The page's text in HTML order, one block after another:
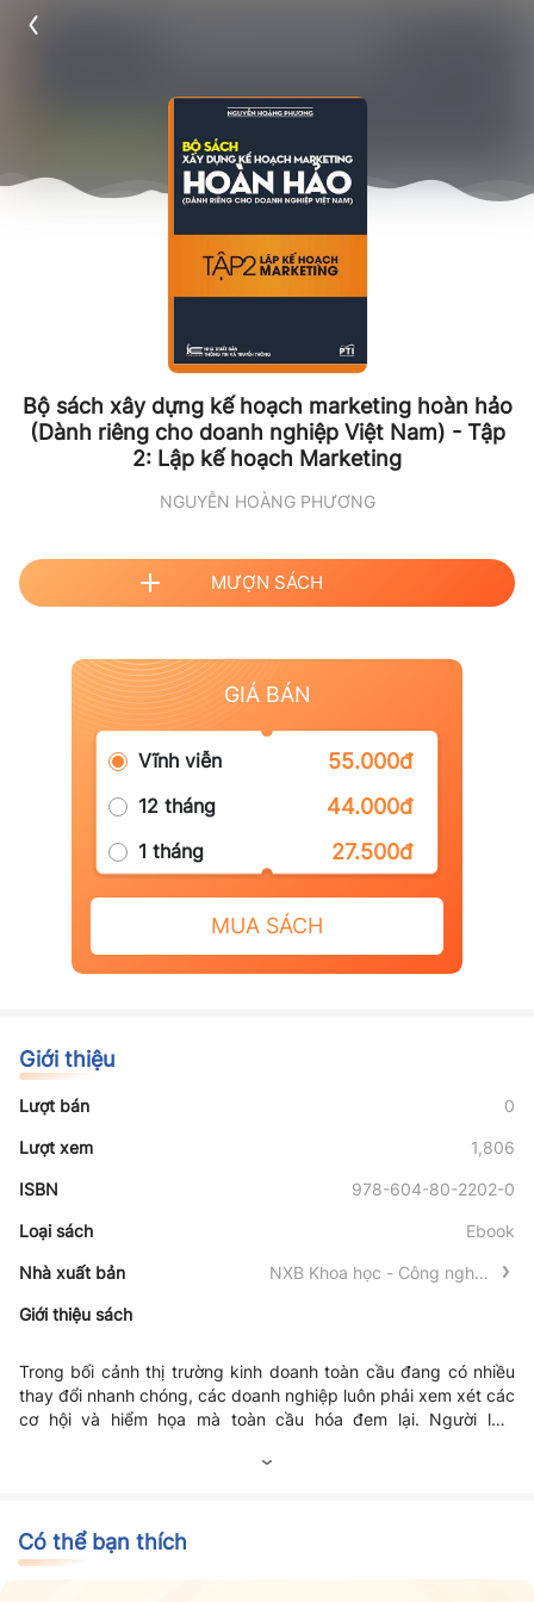
Bộ sách xây dựng kế hoạch marketing hoàn hảo
(Dành riêng cho doanh nghiệp Việt Nam) - Tập
2: Lập kế hoạch Marketing
NGUYỄN HOÀNG PHƯƠNG
MƯỢN SÁCH
GIÁ BÁN
Vĩnh viễn 55.000đ
12 tháng 44.000đ
1 tháng 27.500đ
MUA SÁCH
Giới thiệu
Lượt bán 0
Lượt xem 1,806
ISBN 978-604-80-2202-0
Loại sách Ebook
Nhà xuất bản
NXB Khoa học - Công nghệ -
Giới thiệu sách
Trong bối cảnh thị trường kinh doanh toàn cầu đang có nhiều
thay đổi nhanh chóng, các doanh nghiệp luôn phải xem xét các
cơ hội và hiểm họa mà toàn cầu hóa đem lại. Người làm
thể điều chỉnh phù hợp với tương lai. Một trong những nhân tố
cách sắp xếp cấu trúc để hướng dẫn quá trình quyết định thị
trường mục tiêu cho sản phẩm hay dịch vụ của doanh nghiệp
bao gồm thị trường cần gì, muốn gì, sau đó sẽ đáp ứng các
Có thể bạn thích